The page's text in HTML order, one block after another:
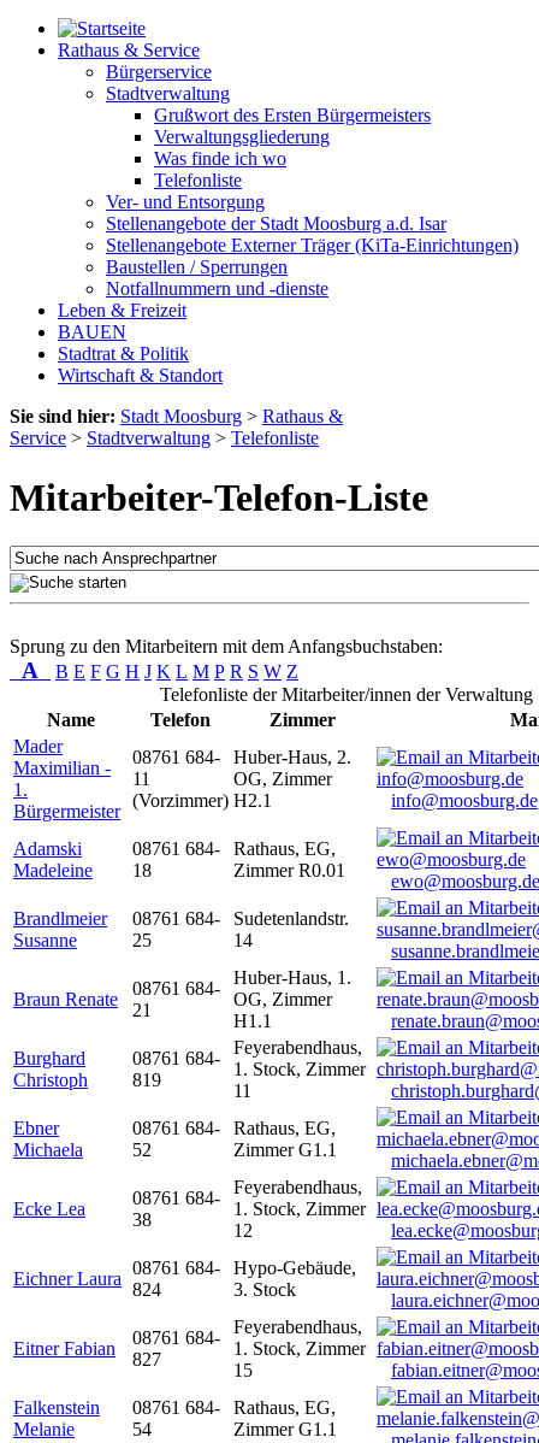
Rathaus & Service
Bürgerservice
Stadtverwaltung
Grußwort des Ersten Bürgermeisters
Verwaltungsgliederung
Was finde ich wo
Telefonliste
Ver- und Entsorgung
Stellenangebote der Stadt Moosburg a.d. Isar
Stellenangebote Externer Träger (KiTa-Einrichtungen)
Baustellen / Sperrungen
Notfallnummern und -dienste
Leben & Freizeit
BAUEN
Stadtrat & Politik
Wirtschaft & Standort
Sie sind hier: Stadt Moosburg > Rathaus &
Service > Stadtverwaltung > Telefonliste
Mitarbeiter-Telefon-Liste
Sprung zu den Mitarbeitern mit dem Anfangsbuchstaben:
A B E F G H J K L M P R S W Z
Telefonliste der Mitarbeiter/innen der Verwaltung
Name
Telefon Zimmer
Mader
Maximilian -
1.
Bürgermeister
08761 684-
11
(Vorzimmer)
Huber-Haus, 2.
OG, Zimmer
H2.1
info@moosburg.de
Adamski
Madeleine
08761 684-
18
Rathaus, EG,
Zimmer R0.01
ewo@moosburg.de
Brandlmeier
Susanne
08761 684-
25
Sudetenlandstr.
14
Braun Renate
08761 684-
21
Huber-Haus, 1.
OG, Zimmer
H1.1
Burghard
Christoph
08761 684-
819
Feyerabendhaus,
1. Stock, Zimmer
11
Ebner
Michaela
08761 684-
52
Rathaus, EG,
Zimmer G1.1
Ecke Lea
08761 684-
38
Feyerabendhaus,
1. Stock, Zimmer
12
Eichner Laura
08761 684-
824
Hypo-Gebäude,
3. Stock
Eitner Fabian
08761 684-
827
Feyerabendhaus,
1. Stock, Zimmer
15
Falkenstein
Melanie
08761 684-
54
Rathaus, EG,
Zimmer G1.1